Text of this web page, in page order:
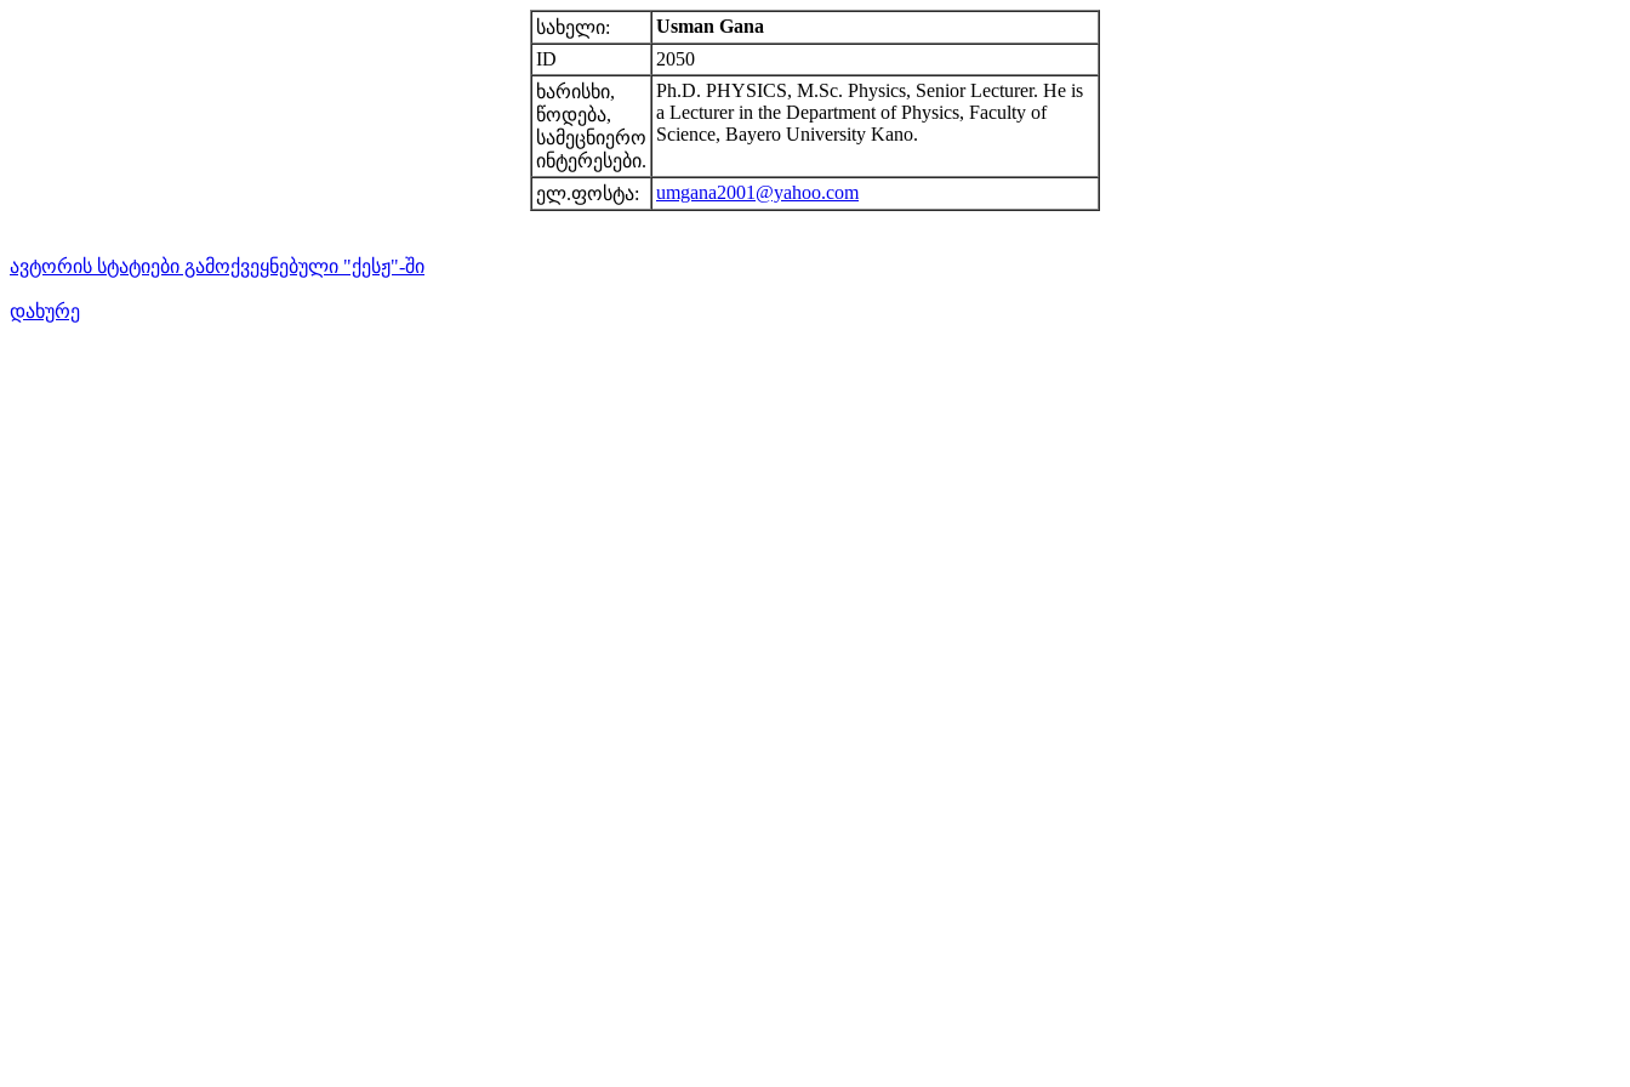
სახელი:
Usman Gana
ID
2050
ხარისხი,
წოდება,
სამეცნიერო
ინტერესები.
Ph.D. PHYSICS, M.Sc. Physics, Senior Lecturer. He is
a Lecturer in the Department of Physics, Faculty of
Science, Bayero University Kano.
ელ.ფოსტა: umgana2001@yahoo.com
ავტორის სტატიები გამოქვეყნებული "ქესჟ"-ში
დახურე